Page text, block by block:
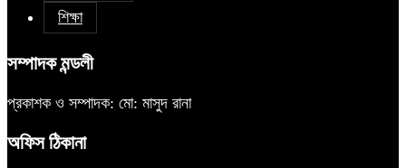
শিক্ষা
সম্পাদক মন্ডলী
প্রকাশক ও সম্পাদক: মো: মাসুদ রানা
অফিস ঠিকানা